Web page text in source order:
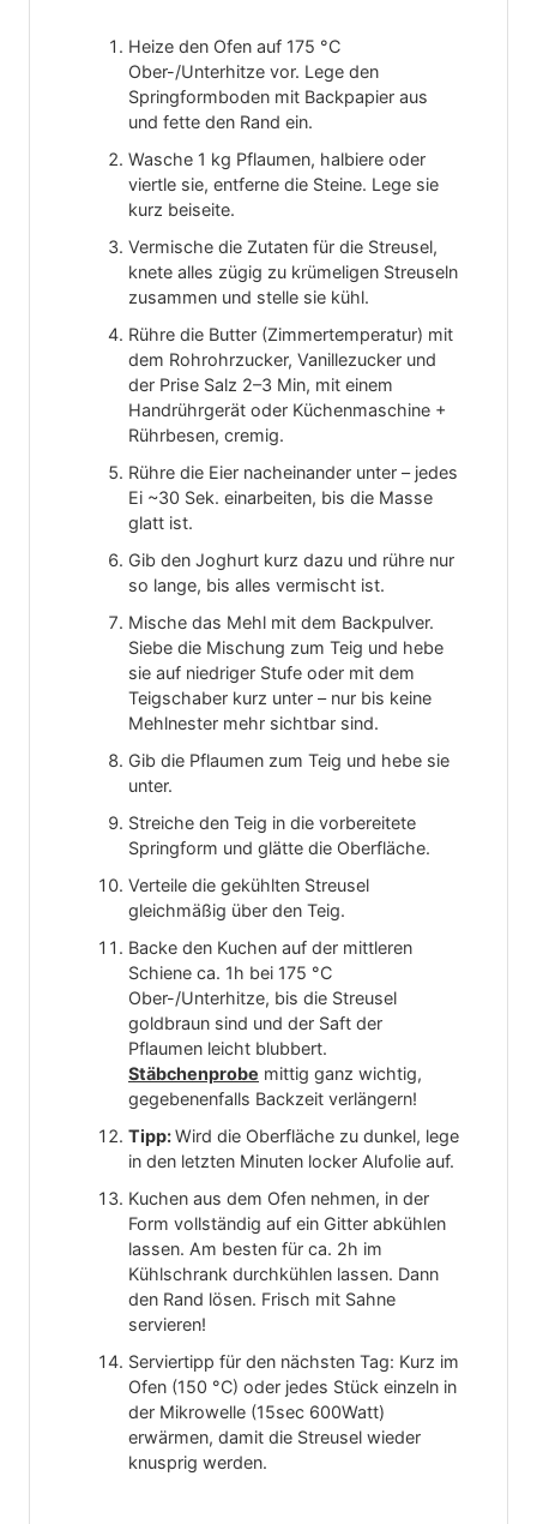
Heize den Ofen auf 175 °C
Ober-/Unterhitze vor. Lege den
Springformboden mit Backpapier aus
und fette den Rand ein.
Wasche 1 kg Pflaumen, halbiere oder
viertle sie, entferne die Steine. Lege sie
kurz beiseite.
Vermische die Zutaten für die Streusel,
knete alles zügig zu krümeligen Streuseln
zusammen und stelle sie kühl.
Rühre die Butter (Zimmertemperatur) mit
dem Rohrohrzucker, Vanillezucker und
der Prise Salz 2–3 Min, mit einem
Handrührgerät oder Küchenmaschine +
Rührbesen, cremig.
Rühre die Eier nacheinander unter – jedes
Ei ~30 Sek. einarbeiten, bis die Masse
glatt ist.
Gib den Joghurt kurz dazu und rühre nur
so lange, bis alles vermischt ist.
Mische das Mehl mit dem Backpulver.
Siebe die Mischung zum Teig und hebe
sie auf niedriger Stufe oder mit dem
Teigschaber kurz unter – nur bis keine
Mehlnester mehr sichtbar sind.
Gib die Pflaumen zum Teig und hebe sie
unter.
Streiche den Teig in die vorbereitete
Springform und glätte die Oberfläche.
Verteile die gekühlten Streusel
gleichmäßig über den Teig.
Backe den Kuchen auf der mittleren
Schiene ca. 1h bei 175 °C
Ober-/Unterhitze, bis die Streusel
goldbraun sind und der Saft der
Pflaumen leicht blubbert.
Stäbchenprobe mittig ganz wichtig,
gegebenenfalls Backzeit verlängern!
Tipp:Wird die Oberfläche zu dunkel, lege
in den letzten Minuten locker Alufolie auf.
Kuchen aus dem Ofen nehmen, in der
Form vollständig auf ein Gitter abkühlen
lassen. Am besten für ca. 2h im
Kühlschrank durchkühlen lassen. Dann
den Rand lösen. Frisch mit Sahne
servieren!
Serviertipp für den nächsten Tag: Kurz im
Ofen (150 °C) oder jedes Stück einzeln in
der Mikrowelle (15sec 600Watt)
erwärmen, damit die Streusel wieder
knusprig werden.